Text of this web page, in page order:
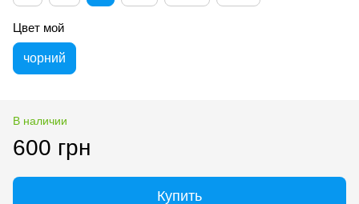
Цвет мой
чорний
В наличии
600 грн
Купить